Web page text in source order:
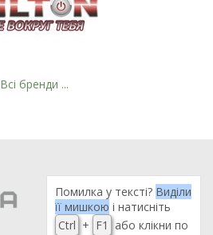
Всі бренди ...
Помилка у тексті? Виділи
її мишкою і натисніть
Ctrl + F1
або клікни по